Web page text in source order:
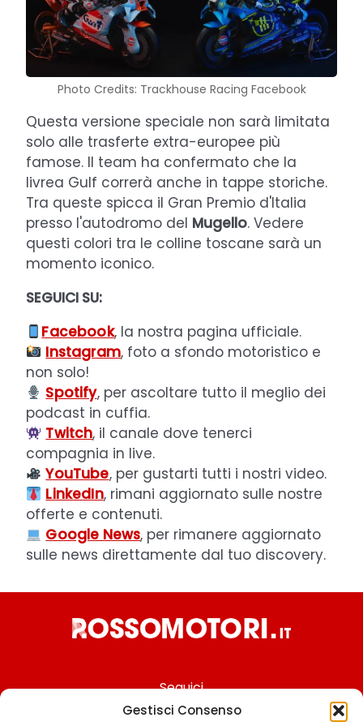
Gestisci Consenso
Photo Credits: Trackhouse Racing Facebook
Questa versione speciale non sarà limitata
solo alle trasferte extra-europee più
famose. Il team ha confermato che la
livrea Gulf correrà anche in tappe storiche.
Tra queste spicca il Gran Premio d'Italia
presso l'autodromo del Mugello. Vedere
questi colori tra le colline toscane sarà un
momento iconico.
SEGUICI SU:
Facebook, la nostra pagina ufficiale.
Instagram, foto a sfondo motoristico e
non solo!
Spotify, per ascoltare tutto il meglio dei
podcast in cuffia.
Twitch, il canale dove tenerci
compagnia in live.
YouTube, per gustarti tutti i nostri video.
LinkedIn, rimani aggiornato sulle nostre
offerte e contenuti.
Google News, per rimanere aggiornato
sulle news direttamente dal tuo discovery.
Seguici